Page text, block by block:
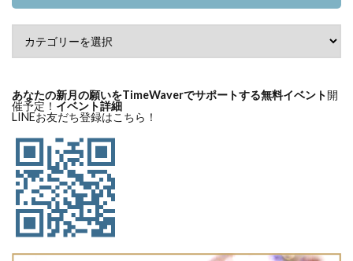
あなたの新月の願いをTimeWaverでサポートする無料イベント開
催予定！ イベント詳細
LINEお友だち登録はこちら！